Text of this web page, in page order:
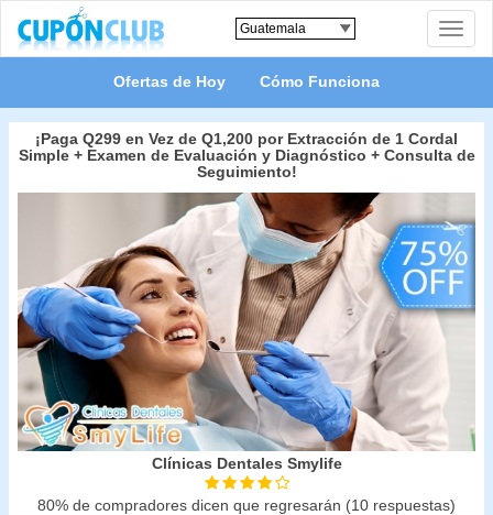
Toggle
Ofertas de Hoy Cómo Funciona
¡Paga Q299 en Vez de Q1,200 por Extracción de 1 Cordal
Simple + Examen de Evaluación y Diagnóstico + Consulta de
Seguimiento!
Clínicas Dentales Smylife
80% de compradores dicen que regresarán (10 respuestas)